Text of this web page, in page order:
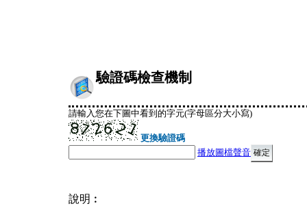
驗證碼檢查機制
請輸入您在下圖中看到的字元(字母區分大小寫)
更換驗證碼
播放圖檔聲音
說明︰